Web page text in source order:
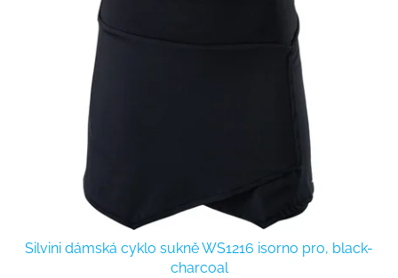
Silvini dámská cyklo sukně WS1216 isorno pro, black-
charcoal